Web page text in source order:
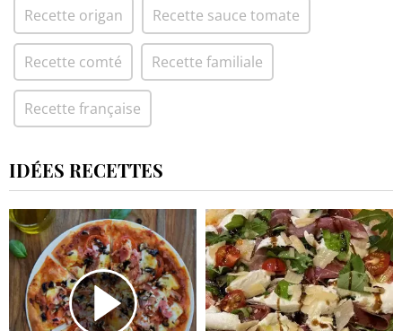
Recette origan Recette sauce tomate
Recette comté Recette familiale
Recette française
IDÉES RECETTES